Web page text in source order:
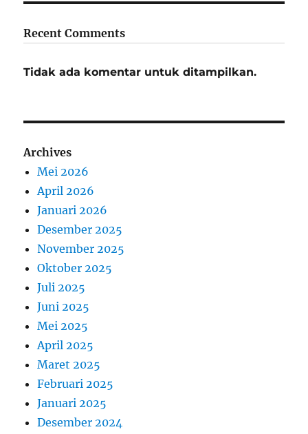
Recent Comments
Tidak ada komentar untuk ditampilkan.
Archives
Mei 2026
April 2026
Januari 2026
Desember 2025
November 2025
Oktober 2025
Juli 2025
Juni 2025
Mei 2025
April 2025
Maret 2025
Februari 2025
Januari 2025
Desember 2024